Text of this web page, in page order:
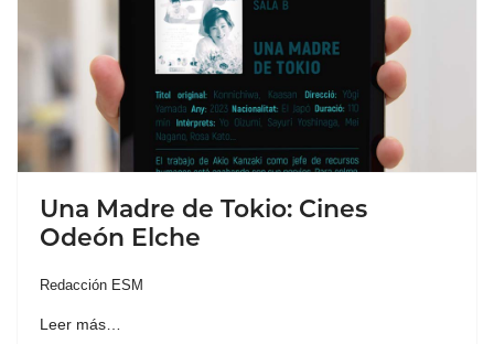
Una Madre de Tokio: Cines
Odeón Elche
Redacción ESM
Leer más…